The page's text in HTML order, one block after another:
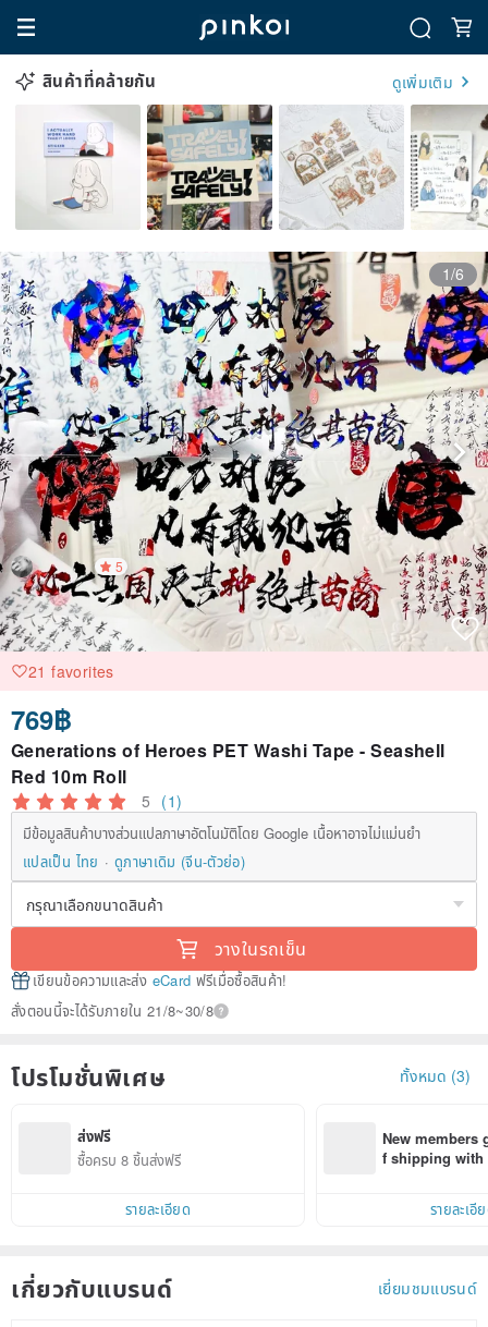
สินค้าที่คล้ายกัน ดูเพิ่มเติม
1/6
5
21 favorites
769฿
Generations of Heroes PET Washi Tape - Seashell
Red 10m Roll
5 (1)
มีข้อมูลสินค้าบางส่วนแปลภาษาอัตโนมัติโดย Google เนื้อหาอาจไม่แม่นยำ
แปลเป็น ไทย
ดูภาษาเดิม (จีน-ตัวย่อ)
วางในรถเข็น
เขียนข้อความและส่ง eCard ฟรีเมื่อซื้อสินค้า!
สั่งตอนนี้จะได้รับภายใน 21/8~30/8
โปรโมชั่นพิเศษ ทั้งหมด (3)
ส่งฟรี
ซื้อครบ 8 ชิ้นส่งฟรี
รายละเอียด
New members
f shipping
รายละเอี
เกี่ยวกับแบรนด์ เยี่ยมชมแบรนด์